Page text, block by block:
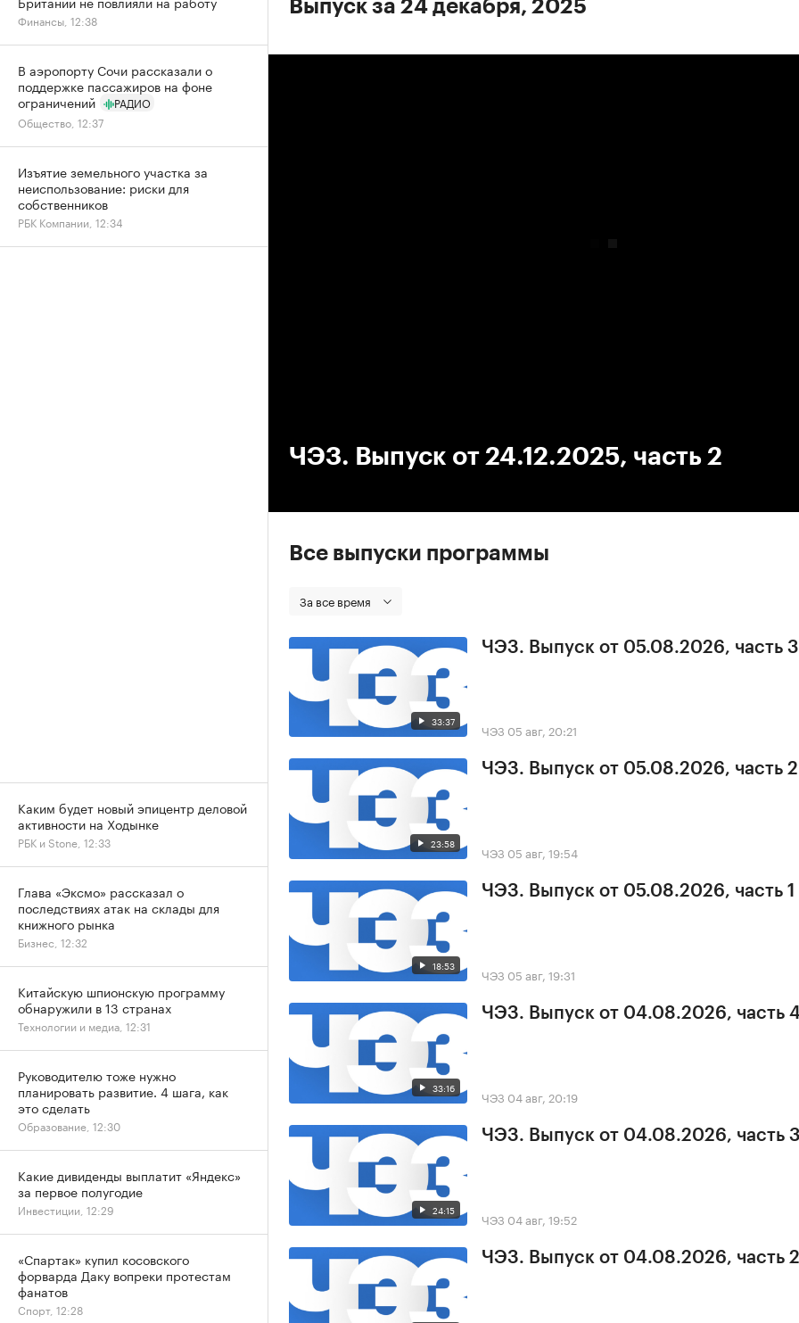
Выпуск за 24 декабря, 2025
ЧЭЗ. Выпуск от 24.12.2025, часть 2
Все выпуски программы
За все время
33:37
ЧЭЗ. Выпуск от 05.08.2026, часть 3
ЧЭЗ 05 авг, 20:21
23:58
ЧЭЗ. Выпуск от 05.08.2026, часть 2
ЧЭЗ 05 авг, 19:54
18:53
ЧЭЗ. Выпуск от 05.08.2026, часть 1
ЧЭЗ 05 авг, 19:31
33:16
ЧЭЗ. Выпуск от 04.08.2026, часть
ЧЭЗ 04 авг, 20:19
24:15
ЧЭЗ. Выпуск от 04.08.2026, часть
ЧЭЗ 04 авг, 19:52
ЧЭЗ. Выпуск от 04.08.2026, часть 2
Финансы, 12:38
В аэропорту Сочи рассказали о
поддержке пассажиров на фоне
ограничений
РАДИО
Общество, 12:37
Изъятие земельного участка за
неиспользование: риски для
собственников
РБК Компании, 12:34
Каким будет новый эпицентр деловой
активности на Ходынке
РБК и Stone, 12:33
Глава «Эксмо» рассказал о
последствиях атак на склады для
книжного рынка
Бизнес, 12:32
Китайскую шпионскую программу
обнаружили в 13 странах
Технологии и медиа, 12:31
Руководителю тоже нужно
планировать развитие. 4 шага, как
это сделать
Образование, 12:30
Какие дивиденды выплатит «Яндекс»
за первое полугодие
Инвестиции, 12:29
«Спартак» купил косовского
форварда Даку вопреки протестам
фанатов
Спорт, 12:28